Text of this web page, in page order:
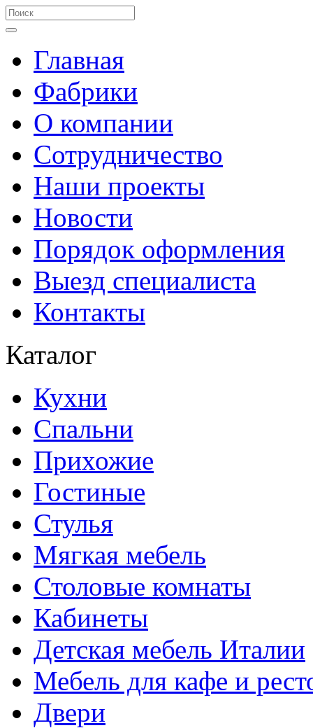
Главная
Фабрики
О компании
Сотрудничество
Наши проекты
Новости
Порядок оформления
Выезд специалиста
Контакты
Каталог
Кухни
Спальни
Прихожие
Гостиные
Стулья
Мягкая мебель
Столовые комнаты
Кабинеты
Детская мебель Италии
Мебель для кафе и
Двери